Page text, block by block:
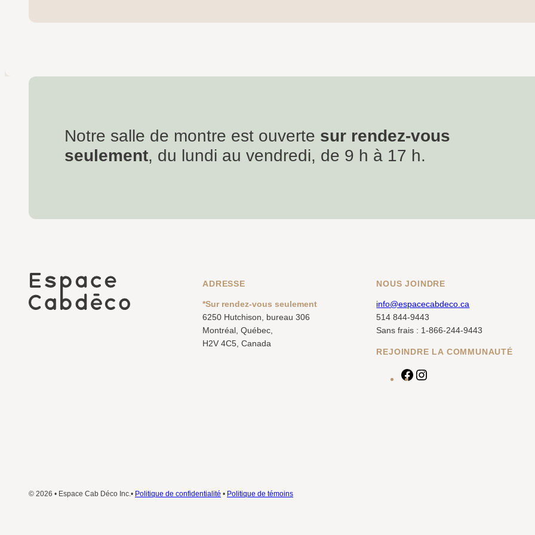
Notre salle de montre est ouverte sur rendez-vous
seulement, du lundi au vendredi, de 9 h à 17 h.
ADRESSE
*Sur rendez-vous seulement
6250 Hutchison, bureau 306
Montréal, Québec,
H2V 4C5, Canada
NOUS JOINDRE
info@espacecabdeco.ca
514 844-9443
Sans frais : 1-866-244-9443
REJOINDRE LA COMMUNAUTÉ
F
© 2026 • Espace Cab Déco Inc.• Politique de confidentialité • Politique de témoins